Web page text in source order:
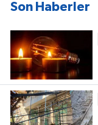
Son Haberler